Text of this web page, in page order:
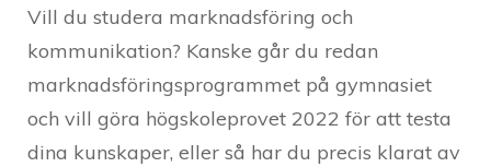
Vill du studera marknadsföring och
kommunikation? Kanske går du redan
marknadsföringsprogrammet på gymnasiet
och vill göra högskoleprovet 2022 för att testa
dina kunskaper, eller så har du precis klarat av